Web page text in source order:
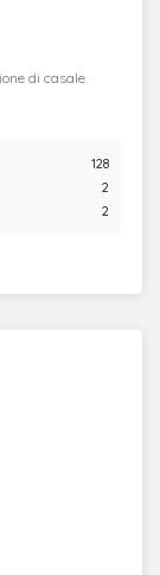
di casale
128
2
2